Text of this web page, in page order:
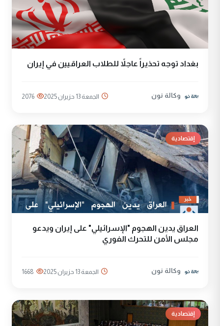
بغداد توجه تحذيراً عاجلاً للطلاب العراقيين في إيران
وكالة نون الجمعة 13 حزيران 2025 2076
إقتصادية
العراق يدين الهجوم "الإسرائيلي" على إيران ويدعو
مجلس الأمن للتحرك الفوري
وكالة نون الجمعة 13 حزيران 2025 1668
إقتصادية